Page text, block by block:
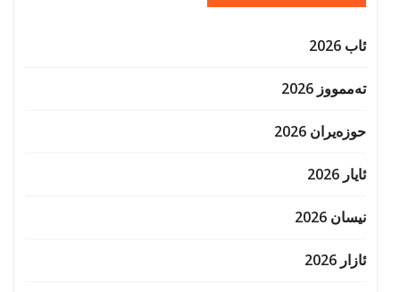
ئاب 2026
تەممووز 2026
حوزه‌یران 2026
ئایار 2026
نیسان 2026
ئازار 2026